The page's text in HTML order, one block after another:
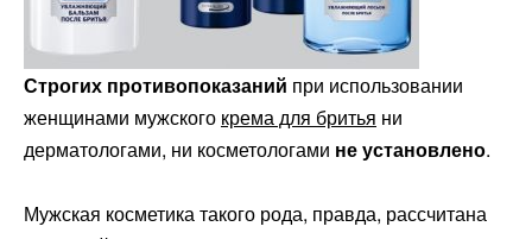
Строгих противопоказаний при использовании
женщинами мужского крема для бритья ни
дерматологами, ни косметологами не установлено.
Мужская косметика такого рода, правда, рассчитана